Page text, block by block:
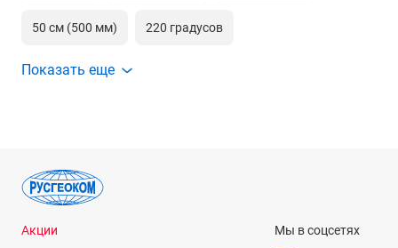
50 см (500 мм) 220 градусов
Показать еще
Акции
Мы в соцсетях